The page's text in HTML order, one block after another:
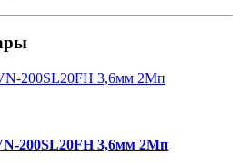
200SL20FH 3,6мм 2Мп